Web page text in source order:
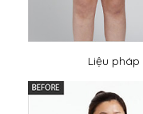
Liệu pháp